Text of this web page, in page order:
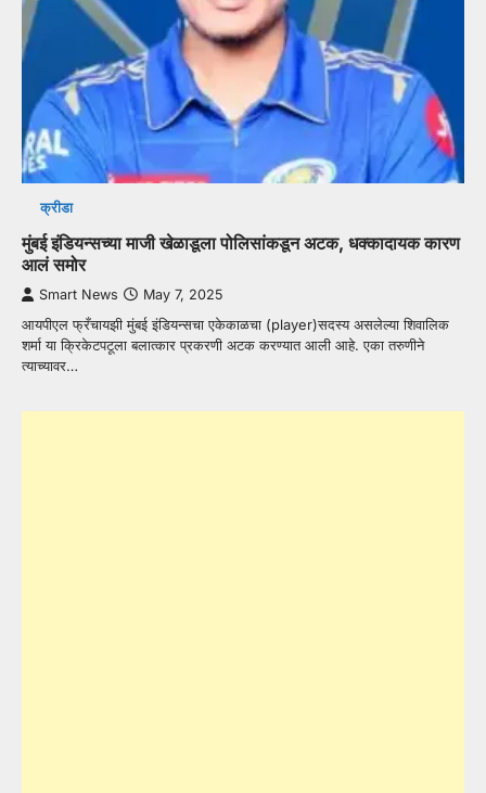
क्रीडा
मुंबई इंडियन्सच्या माजी खेळाडूला पोलिसांकडून अटक, धक्कादायक कारण
आलं समोर
Smart News May 7, 2025
आयपीएल फ्रँचायझी मुंबई इंडियन्सचा एकेकाळचा (player)सदस्य असलेल्या शिवालिक
शर्मा या क्रिकेटपटूला बलात्कार प्रकरणी अटक करण्यात आली आहे. एका तरुणीने
त्याच्यावर…